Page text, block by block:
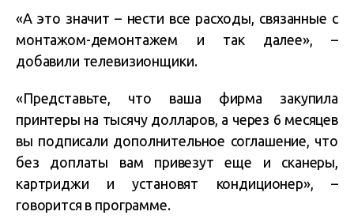
«А это значит – нести все расходы, связанные с
монтажом-демонтажем и так далее», –
добавили телевизионщики.
«Представьте, что ваша фирма закупила
принтеры на тысячу долларов, а через 6 месяцев
вы подписали дополнительное соглашение, что
без доплаты вам привезут еще и сканеры,
картриджи и установят кондиционер», –
говорится в программе.